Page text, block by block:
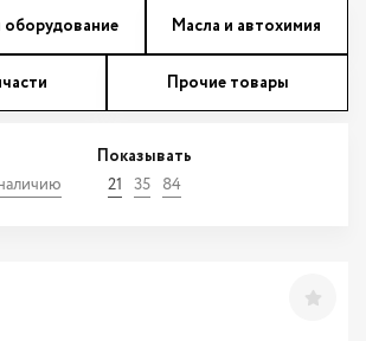
Масла и автохимия
Прочие товары
Показывать
21 35 84